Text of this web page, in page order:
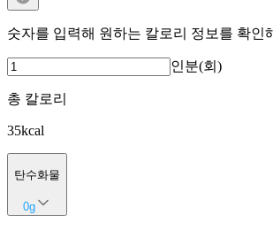
숫자를 입력해 원하는 칼로리 정보를 확인
인분(회)
총 칼로리
35kcal
탄수화물
0g